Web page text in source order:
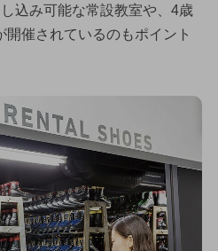
込み可能な常設教室や、4歳
開催されているのもポイント